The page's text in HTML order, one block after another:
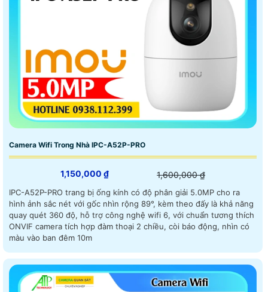
Camera Wifi Trong Nhà IPC-A52P-PRO
1,150,000 ₫ 1,600,000 ₫
IPC-A52P-PRO trang bị ống kính có độ phân giải 5.0MP cho ra
hình ảnh sắc nét với gốc nhìn rộng 89°, kèm theo đấy là khả năng
quay quét 360 độ, hỗ trợ công nghệ wifi 6, với chuẩn tương thích
ONVIF camera tích hợp đàm thoại 2 chiều, còi báo động, nhìn có
màu vào ban đêm 10m